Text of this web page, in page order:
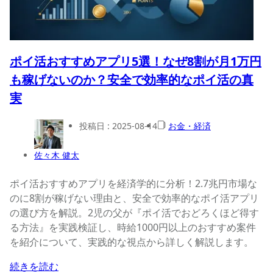
ポイ活おすすめアプリ5選！なぜ8割が月1万円
も稼げないのか？安全で効率的なポイ活の真
実
佐々木 健太
投稿日 : 2025-08-14 お金・経済
ポイ活おすすめアプリを経済学的に分析！2.7兆円市場な
のに8割が稼げない理由と、安全で効率的なポイ活アプリ
の選び方を解説。2児の父が『ポイ活でおどろくほど得す
る方法』を実践検証し、時給1000円以上のおすすめ案件
を紹介について、実践的な視点から詳しく解説します。
続きを読む